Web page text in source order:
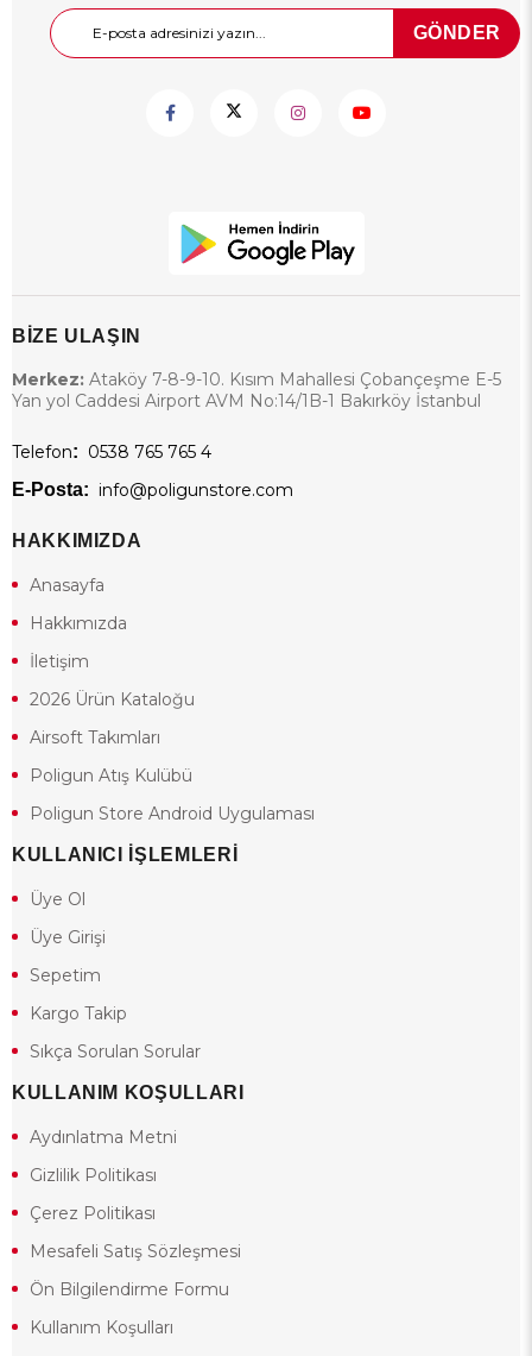
GÖNDER
BİZE ULAŞIN
Merkez: Ataköy 7-8-9-10. Kısım Mahallesi Çobançeşme E-5
Yan yol Caddesi Airport AVM No:14/1B-1 Bakırköy İstanbul
Telefon: 0538 765 765 4
E-Posta: info@poligunstore.com
HAKKIMIZDA
Anasayfa
Hakkımızda
İletişim
2026 Ürün Kataloğu
Airsoft Takımları
Poligun Atış Kulübü
Poligun Store Android Uygulaması
KULLANICI İŞLEMLERİ
Üye Ol
Üye Girişi
Sepetim
Kargo Takip
Sıkça Sorulan Sorular
KULLANIM KOŞULLARI
Aydınlatma Metni
Gizlilik Politikası
Çerez Politikası
Mesafeli Satış Sözleşmesi
Ön Bilgilendirme Formu
Kullanım Koşulları